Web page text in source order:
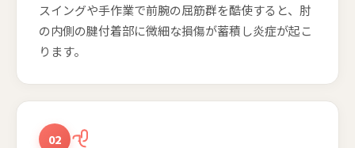
スイングや手作業で前腕の屈筋群を酷使すると、肘
の内側の腱付着部に微細な損傷が蓄積し炎症が起こ
ります。
02